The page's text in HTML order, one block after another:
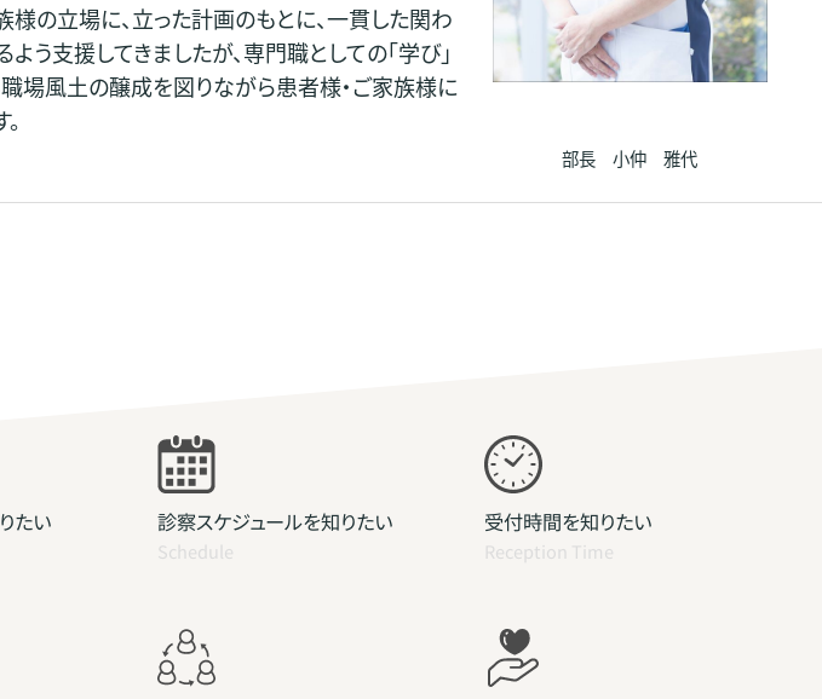
部長 小仲 雅代
様の立場に、立った計画のもとに、一貫した関わ
よう支援してきましたが、専門職としての「学び」
場風土の醸成を図りながら患者様・ご家族様に
たい 診察スケジュールを知りたい
Schedule
受付時間を知りたい
Reception Time